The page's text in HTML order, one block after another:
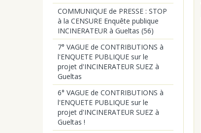
COMMUNIQUE de PRESSE : STOP
à la CENSURE Enquête publique
INCINERATEUR à Gueltas (56)
7° VAGUE de CONTRIBUTIONS à
l'ENQUETE PUBLIQUE sur le
projet d'INCINERATEUR SUEZ à
Gueltas
6° VAGUE de CONTRIBUTIONS à
l'ENQUETE PUBLIQUE sur le
projet d'INCINERATEUR SUEZ à
Gueltas !